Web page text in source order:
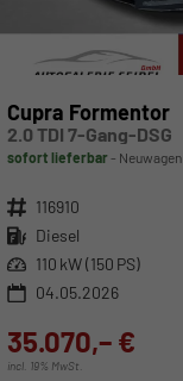
Cupra Formentor
2.0 TDI 7-Gang-DSG
sofort lieferbar Neuwagen
Fahrzeugnr. 116910
Kraftstoff Diesel
Leistung 110 kW (150 PS)
04.05.2026
35.070,– €
incl. 19% MwSt.